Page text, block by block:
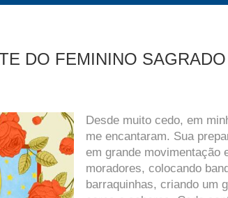
DO FEMININO SAGRADO
Desde muito cedo, em
me encantaram. Sua
em grande movimentação
moradores, colocando
barraquinhas, criando um